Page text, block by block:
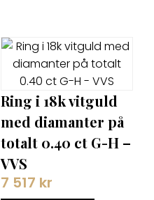
Ring i 18k vitguld
med diamanter på
totalt 0.40 ct G-H –
VVS
7 517 kr